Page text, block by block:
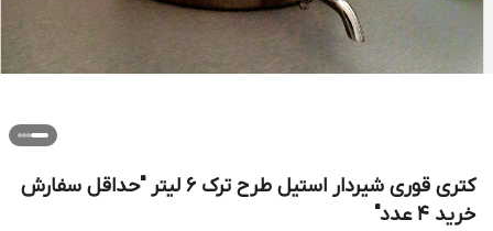
کتری قوری شیردار استیل طرح ترک ۶ لیتر "حداقل سفارش
خرید ۴ عدد"